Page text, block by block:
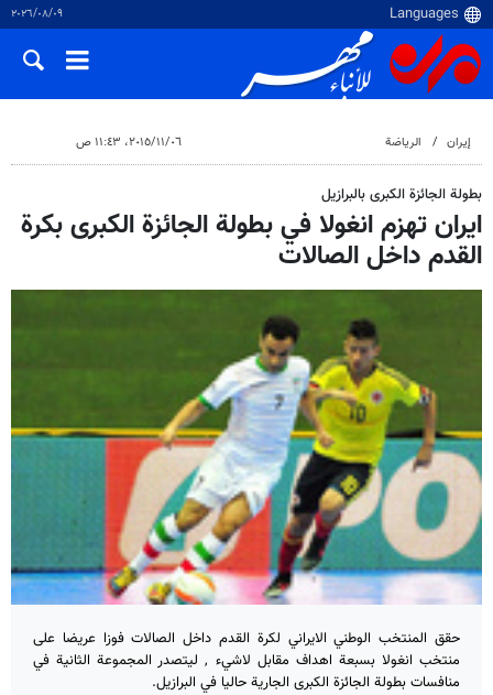
٠٩‏/٠٨‏/٢٠٢٦
إيران الرياضة ٠٦‏/١١‏/٢٠١٥، ١١:٤٣ ص
بطولة الجائزة الكبرى بالبرازيل
ايران تهزم انغولا في بطولة الجائزة الكبرى بكرة
القدم داخل الصالات
حقق المنتخب الوطني الايراني لكرة القدم داخل الصالات فوزا عريضا على
منتخب انغولا بسبعة اهداف مقابل لاشيء , ليتصدر المجموعة الثانية في
منافسات بطولة الجائزة الكبرى الجارية حاليا في البرازيل.